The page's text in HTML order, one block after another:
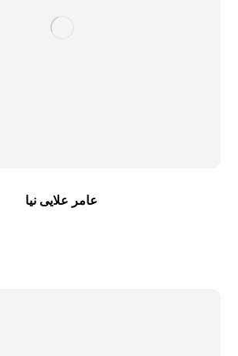
عامر علایی نیا